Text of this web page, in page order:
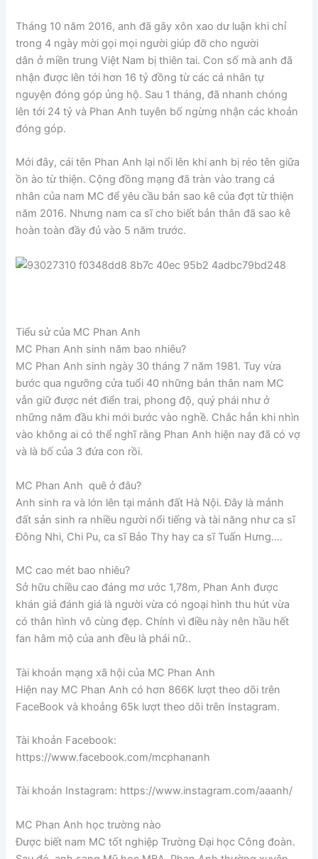
Tháng 10 năm 2016, anh đã gây xôn xao dư luận khi chỉ
trong 4 ngày mời gọi mọi người giúp đỡ cho người
dân ở miền trung Việt Nam bị thiên tai. Con số mà anh đã
nhận được lên tới hơn 16 tỷ đồng từ các cá nhân tự
nguyện đóng góp ủng hộ. Sau 1 tháng, đã nhanh chóng
lên tới 24 tỷ và Phan Anh tuyên bố ngừng nhận các khoản
đóng góp.
Mới đây, cái tên Phan Anh lại nổi lên khi anh bị réo tên giữa
ồn ào từ thiện. Cộng đồng mạng đã tràn vào trang cá
nhân của nam MC để yêu cầu bản sao kê của đợt từ thiện
năm 2016. Nhưng nam ca sĩ cho biết bản thân đã sao kê
hoàn toàn đầy đủ vào 5 năm trước.
Tiểu sử của MC Phan Anh
MC Phan Anh sinh năm bao nhiêu?
MC Phan Anh sinh ngày 30 tháng 7 năm 1981. Tuy vừa
bước qua ngưỡng cửa tuổi 40 những bản thân nam MC
vẫn giữ được nét điển trai, phong độ, quý phái như ở
những năm đầu khi mới bước vào nghề. Chắc hẳn khi nhìn
vào không ai có thể nghĩ rằng Phan Anh hiện nay đã có vợ
và là bố của 3 đứa con rồi.
MC Phan Anh quê ở đâu?
Anh sinh ra và lớn lên tại mảnh đất Hà Nội. Đây là mảnh
đất sản sinh ra nhiều người nổi tiếng và tài năng như ca sĩ
Đông Nhi, Chi Pu, ca sĩ Bảo Thy hay ca sĩ Tuấn Hưng….
MC cao mét bao nhiêu?
Sở hữu chiều cao đáng mơ ước 1,78m, Phan Anh được
khán giả đánh giá là người vừa có ngoại hình thu hút vừa
có thân hình vô cùng đẹp. Chính vì điều này nên hầu hết
fan hâm mộ của anh đều là phái nữ..
Tài khoản mạng xã hội của MC Phan Anh
Hiện nay MC Phan Anh có hơn 866K lượt theo dõi trên
FaceBook và khoảng 65k lượt theo dõi trên Instagram.
Tài khoản Facebook:
https://www.facebook.com/mcphananh
Tài khoản Instagram: https://www.instagram.com/aaanh/
MC Phan Anh học trường nào
Được biết nam MC tốt nghiệp Trường Đại học Công đoàn.